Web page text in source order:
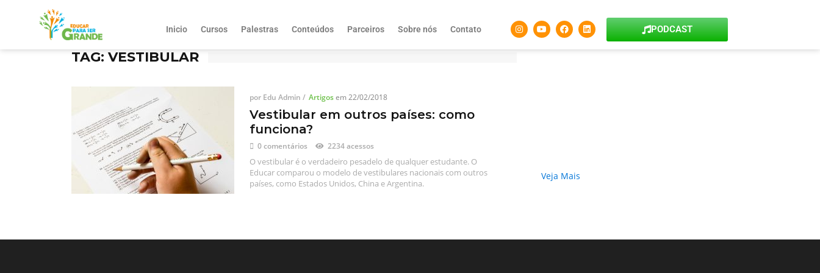
Inicio Cursos Palestras Conteúdos Parceiros Sobre nós Contato PODCAST
TAG: VESTIBULAR
por Edu Admin / Artigosem22/02/2018
Vestibular em outros países: como
funciona?
0 comentários 2234 acessos
O vestibular é o verdadeiro pesadelo de qualquer estudante. O
Educar comparou o modelo de vestibulares nacionais com outros
países, como Estados Unidos, China e Argentina.
Veja Mais